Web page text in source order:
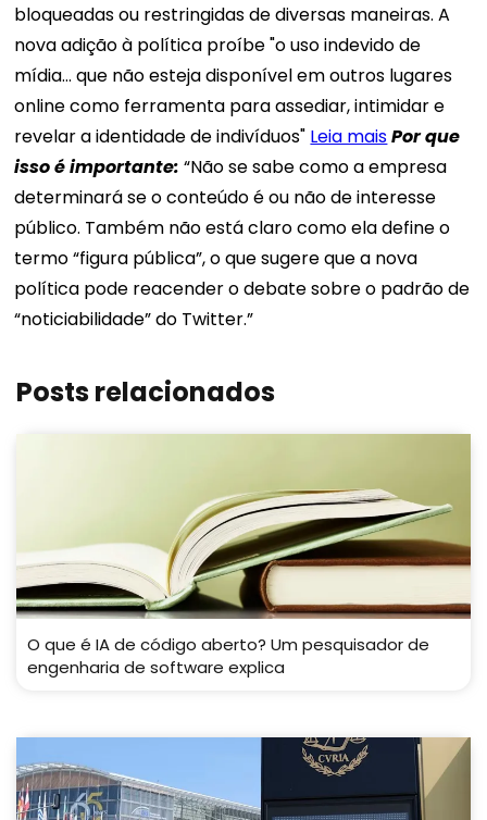
bloqueadas ou restringidas de diversas maneiras. A
nova adição à política proíbe "o uso indevido de
mídia... que não esteja disponível em outros lugares
online como ferramenta para assediar, intimidar e
revelar a identidade de indivíduos" Leia maisPor que
isso é importante: “Não se sabe como a empresa
determinará se o conteúdo é ou não de interesse
público. Também não está claro como ela define o
termo “figura pública”, o que sugere que a nova
política pode reacender o debate sobre o padrão de
“noticiabilidade” do Twitter.”
Posts relacionados
O que é IA de código aberto? Um pesquisador de
engenharia de software explica